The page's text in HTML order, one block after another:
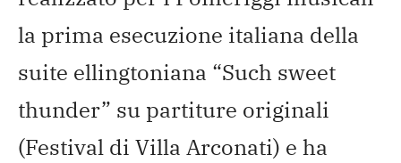
la prima esecuzione italiana della
suite ellingtoniana “Such sweet
thunder” su partiture originali
(Festival di Villa Arconati) e ha